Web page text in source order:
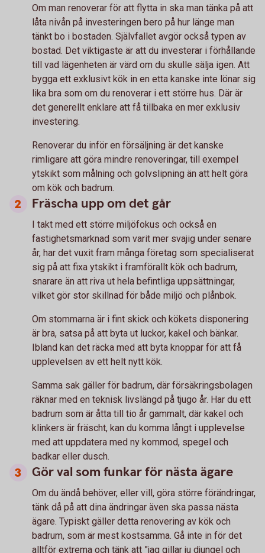
Om man renoverar för att flytta in ska man tänka på att
låta nivån på investeringen bero på hur länge man
tänkt bo i bostaden. Självfallet avgör också typen av
bostad. Det viktigaste är att du investerar i förhållande
till vad lägenheten är värd om du skulle sälja igen. Att
bygga ett exklusivt kök in en etta kanske inte lönar sig
lika bra som om du renoverar i ett större hus. Där är
det generellt enklare att få tillbaka en mer exklusiv
investering.
Renoverar du inför en försäljning är det kanske
rimligare att göra mindre renoveringar, till exempel
ytskikt som målning och golvslipning än att helt göra
om kök och badrum.
Fräscha upp om det går
I takt med ett större miljöfokus och också en
fastighetsmarknad som varit mer svajig under senare
år, har det vuxit fram många företag som specialiserat
sig på att fixa ytskikt i framförallt kök och badrum,
snarare än att riva ut hela befintliga uppsättningar,
vilket gör stor skillnad för både miljö och plånbok.
Om stommarna är i fint skick och kökets disponering
är bra, satsa på att byta ut luckor, kakel och bänkar.
Ibland kan det räcka med att byta knoppar för att få
upplevelsen av ett helt nytt kök.
Samma sak gäller för badrum, där försäkringsbolagen
räknar med en teknisk livslängd på tjugo år. Har du ett
badrum som är åtta till tio år gammalt, där kakel och
klinkers är fräscht, kan du komma långt i upplevelse
med att uppdatera med ny kommod, spegel och
badkar eller dusch.
Gör val som funkar för nästa ägare
Om du ändå behöver, eller vill, göra större förändringar,
tänk då på att dina ändringar även ska passa nästa
ägare. Typiskt gäller detta renovering av kök och
badrum, som är mest kostsamma. Gå inte in för det
alltför extrema och tänk att ”jag gillar ju djungel och